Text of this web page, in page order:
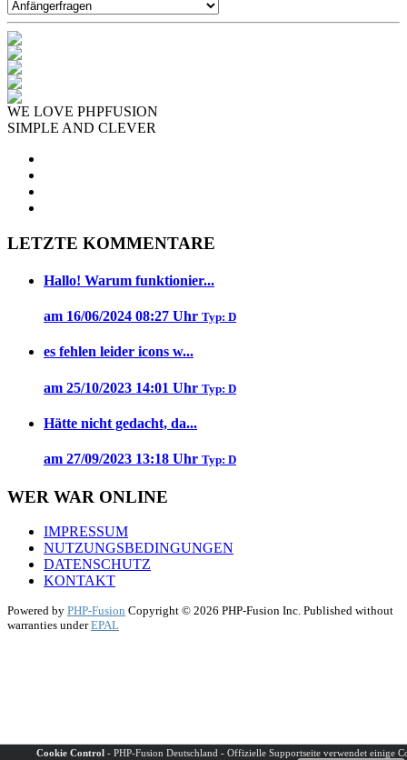
Cookie Control - PHP-Fusion Deutschland - Offizielle Supportseite verwendet einige
WE LOVE PHPFUSION
SIMPLE AND CLEVER
LETZTE KOMMENTARE
Hallo! Warum funktionier...
am 16/06/2024 08:27 Uhr Typ: D
es fehlen leider icons w...
am 25/10/2023 14:01 Uhr Typ: D
Hätte nicht gedacht, da...
am 27/09/2023 13:18 Uhr Typ: D
WER WAR ONLINE
IMPRESSUM
NUTZUNGSBEDINGUNGEN
DATENSCHUTZ
KONTAKT
Powered by PHP-Fusion Copyright © 2026 PHP-Fusion Inc. Published without
warranties underEPAL